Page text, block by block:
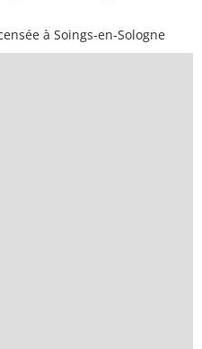
à Soings-en-Sologne